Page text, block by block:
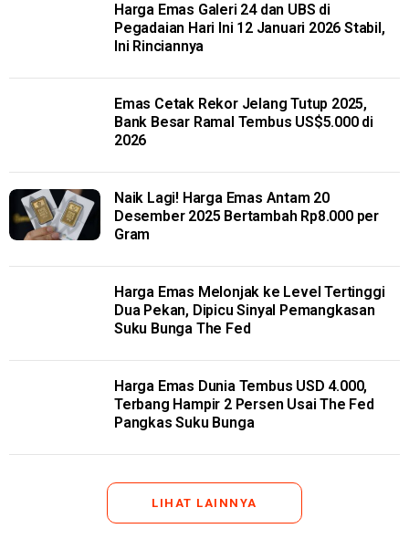
Harga Emas Galeri 24 dan UBS di
Pegadaian Hari Ini 12 Januari 2026 Stabil,
Ini Rinciannya
Emas Cetak Rekor Jelang Tutup 2025,
Bank Besar Ramal Tembus US$5.000 di
2026
Naik Lagi! Harga Emas Antam 20
Desember 2025 Bertambah Rp8.000 per
Gram
Harga Emas Melonjak ke Level Tertinggi
Dua Pekan, Dipicu Sinyal Pemangkasan
Suku Bunga The Fed
Harga Emas Dunia Tembus USD 4.000,
Terbang Hampir 2 Persen Usai The Fed
Pangkas Suku Bunga
LIHAT LAINNYA